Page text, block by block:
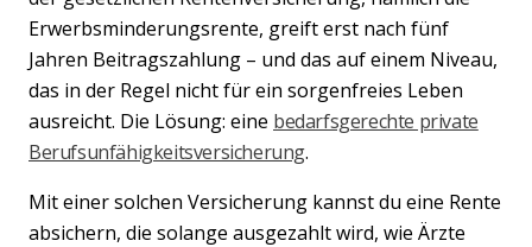
Erwerbsminderungsrente, greift erst nach fünf
Jahren Beitragszahlung – und das auf einem Niveau,
das in der Regel nicht für ein sorgenfreies Leben
ausreicht. Die Lösung: eine bedarfsgerechte private
Berufsunfähigkeitsversicherung.
Mit einer solchen Versicherung kannst du eine Rente
absichern, die solange ausgezahlt wird, wie Ärzte